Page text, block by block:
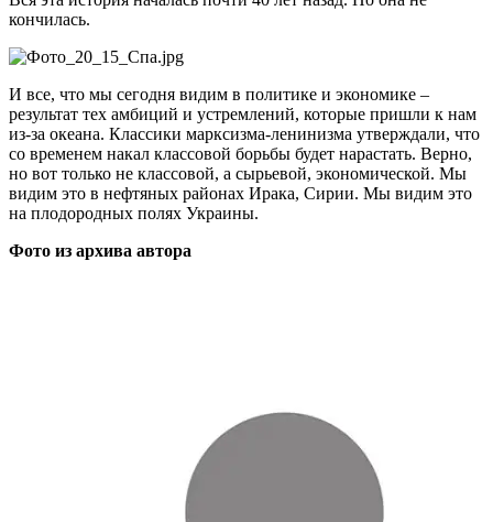
кончилась.
И все, что мы сегодня видим в политике и экономике –
результат тех амбиций и устремлений, которые пришли к нам
из-за океана. Классики марксизма-ленинизма утверждали, что
со временем накал классовой борьбы будет нарастать. Верно,
но вот только не классовой, а сырьевой, экономической. Мы
видим это в нефтяных районах Ирака, Сирии. Мы видим это
на плодородных полях Украины.
Фото из архива автора